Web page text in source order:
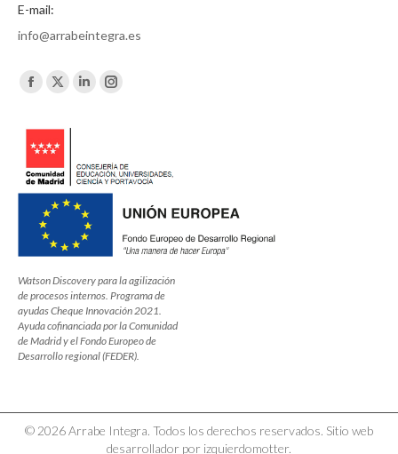
E-mail:
info@arrabeintegra.es
Encuéntranos en:
Facebook
new
window
X
new
window
Linkedin
in
new
window
Instagram
in
new
window
Watson Discovery para la agilización
de procesos internos. Programa de
ayudas Cheque Innovación 2021.
Ayuda cofinanciada por la Comunidad
de Madrid y el Fondo Europeo de
Desarrollo regional (FEDER).
© 2026 Arrabe Integra. Todos los derechos reservados. Sitio web
desarrollador por izquierdomotter.